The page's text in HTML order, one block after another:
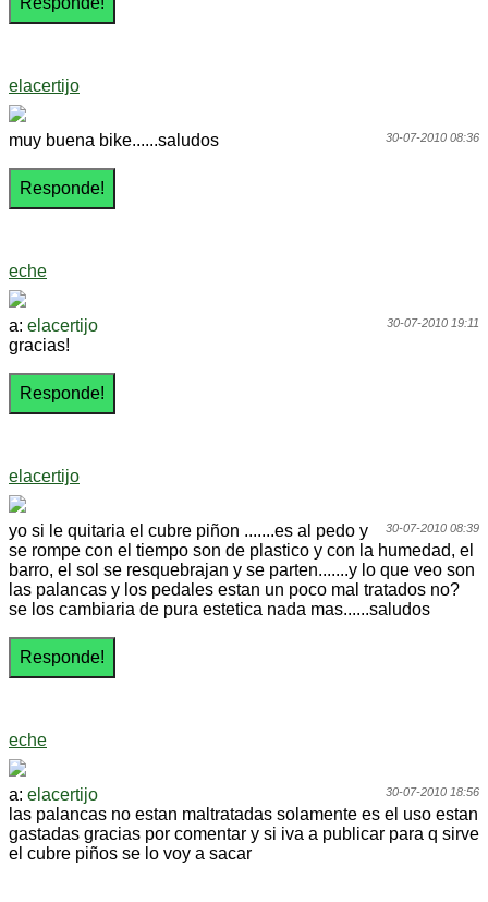
elacertijo
30-07-2010 08:36
muy buena bike......saludos
eche
30-07-2010 19:11
a: elacertijo
gracias!
elacertijo
30-07-2010 08:39
yo si le quitaria el cubre piñon .......es al pedo y
se rompe con el tiempo son de plastico y con la humedad, el
barro, el sol se resquebrajan y se parten.......y lo que veo son
las palancas y los pedales estan un poco mal tratados no?
se los cambiaria de pura estetica nada mas......saludos
eche
30-07-2010 18:56
a: elacertijo
las palancas no estan maltratadas solamente es el uso estan
gastadas gracias por comentar y si iva a publicar para q sirve
el cubre piños se lo voy a sacar